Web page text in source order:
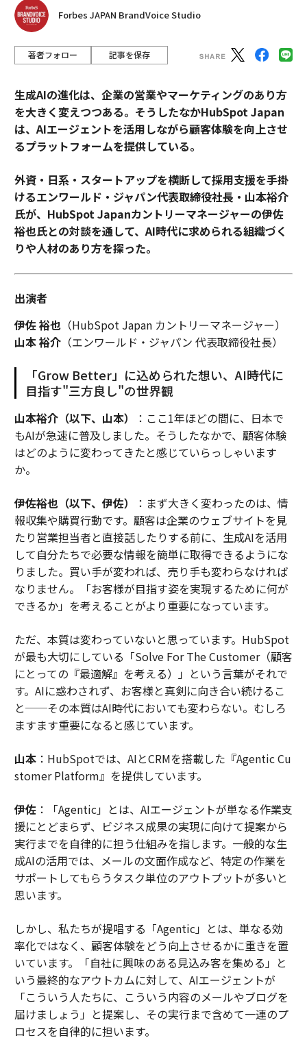
Forbes JAPAN BrandVoice Studio
著者フォロー 記事を保存
生成AIの進化は、企業の営業やマーケティングのあり方
を大きく変えつつある。そうしたなかHubSpot Japan
は、AIエージェントを活用しながら顧客体験を向上させ
るプラットフォームを提供している。
外資・日系・スタートアップを横断して採用支援を手掛
けるエンワールド・ジャパン代表取締役社長・山本裕介
氏が、HubSpot Japanカントリーマネージャーの伊佐
裕也氏との対談を通して、AI時代に求められる組織づく
りや人材のあり方を探った。
出演者
伊佐 裕也（HubSpot Japan カントリーマネージャー）
山本 裕介（エンワールド・ジャパン 代表取締役社長）
「Grow Better」に込められた想い、AI時代に
目指す"三方良し"の世界観
山本裕介（以下、山本）
：ここ1年ほどの間に、日本で
もAIが急速に普及しました。そうしたなかで、顧客体験
はどのように変わってきたと感じていらっしゃいます
か。
伊佐裕也（以下、伊佐）
：まず大きく変わったのは、情
報収集や購買行動です。顧客は企業のウェブサイトを見
たり営業担当者と直接話したりする前に、生成AIを活用
して自分たちで必要な情報を簡単に取得できるようにな
りました。買い手が変われば、売り手も変わらなければ
なりません。「お客様が目指す姿を実現するために何が
できるか」を考えることがより重要になっています。
ただ、本質は変わっていないと思っています。HubSpot
が最も大切にしている「Solve For The Customer（顧客
にとっての『最適解』を考える）」という言葉がそれで
す。AIに惑わされず、お客様と真剣に向き合い続けるこ
と──その本質はAI時代においても変わらない。むしろ
ますます重要になると感じています。
山本：HubSpotでは、AIとCRMを搭載した『Agentic Cu
stomer Platform』を提供しています。
伊佐：「Agentic」とは、AIエージェントが単なる作業支
援にとどまらず、ビジネス成果の実現に向けて提案から
実行までを自律的に担う仕組みを指します。一般的な生
成AIの活用では、メールの文面作成など、特定の作業を
サポートしてもらうタスク単位のアウトプットが多いと
思います。
しかし、私たちが提唱する「Agentic」とは、単なる効
率化ではなく、顧客体験をどう向上させるかに重きを置
いています。「自社に興味のある見込み客を集める」と
いう最終的なアウトカムに対して、AIエージェントが
「こういう人たちに、こういう内容のメールやブログを
届けましょう」と提案し、その実行まで含めて一連のプ
ロセスを自律的に担います。